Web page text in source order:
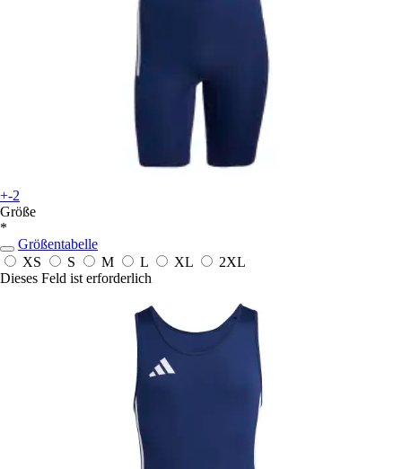
+-2
Größe
*
Größentabelle
XS
S M L XL
2XL
Dieses Feld ist erforderlich